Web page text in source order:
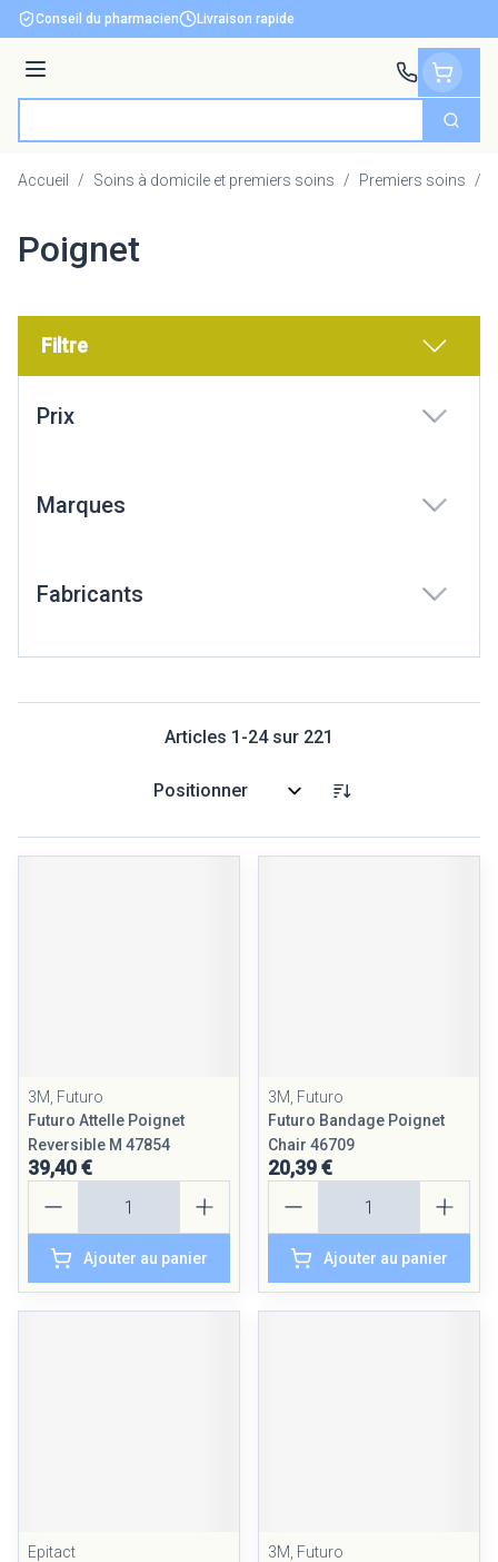
Aller au contenu
Conseil du pharmacien Livraison rapide
Menu
Accueil / Soins à domicile et premiers soins / Premiers soins /
Poignet
Filtre
Prix
Marques
Fabricants
Articles 1 -24sur 221
Trier par:
3M, Futuro
Futuro Attelle Poignet
Reversible M 47854
39,40 €
Ajouter au panier
3M, Futuro
Futuro Bandage Poignet
Chair 46709
20,39 €
Ajouter au panier
Epitact
3M, Futuro